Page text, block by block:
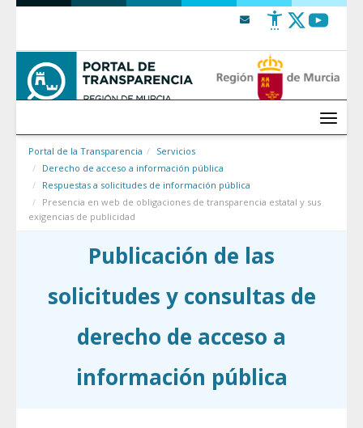
Saltar al contenido
Menú
Portal de la Transparencia
Servicios
Derecho de acceso a información pública
Respuestas a solicitudes de información pública
Presencia en web de obligaciones de transparencia estatal y sus
exigencias de publicidad
Publicación de las
solicitudes y consultas de
derecho de acceso a
información pública